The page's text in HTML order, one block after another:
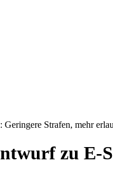
Strafen, mehr
zu